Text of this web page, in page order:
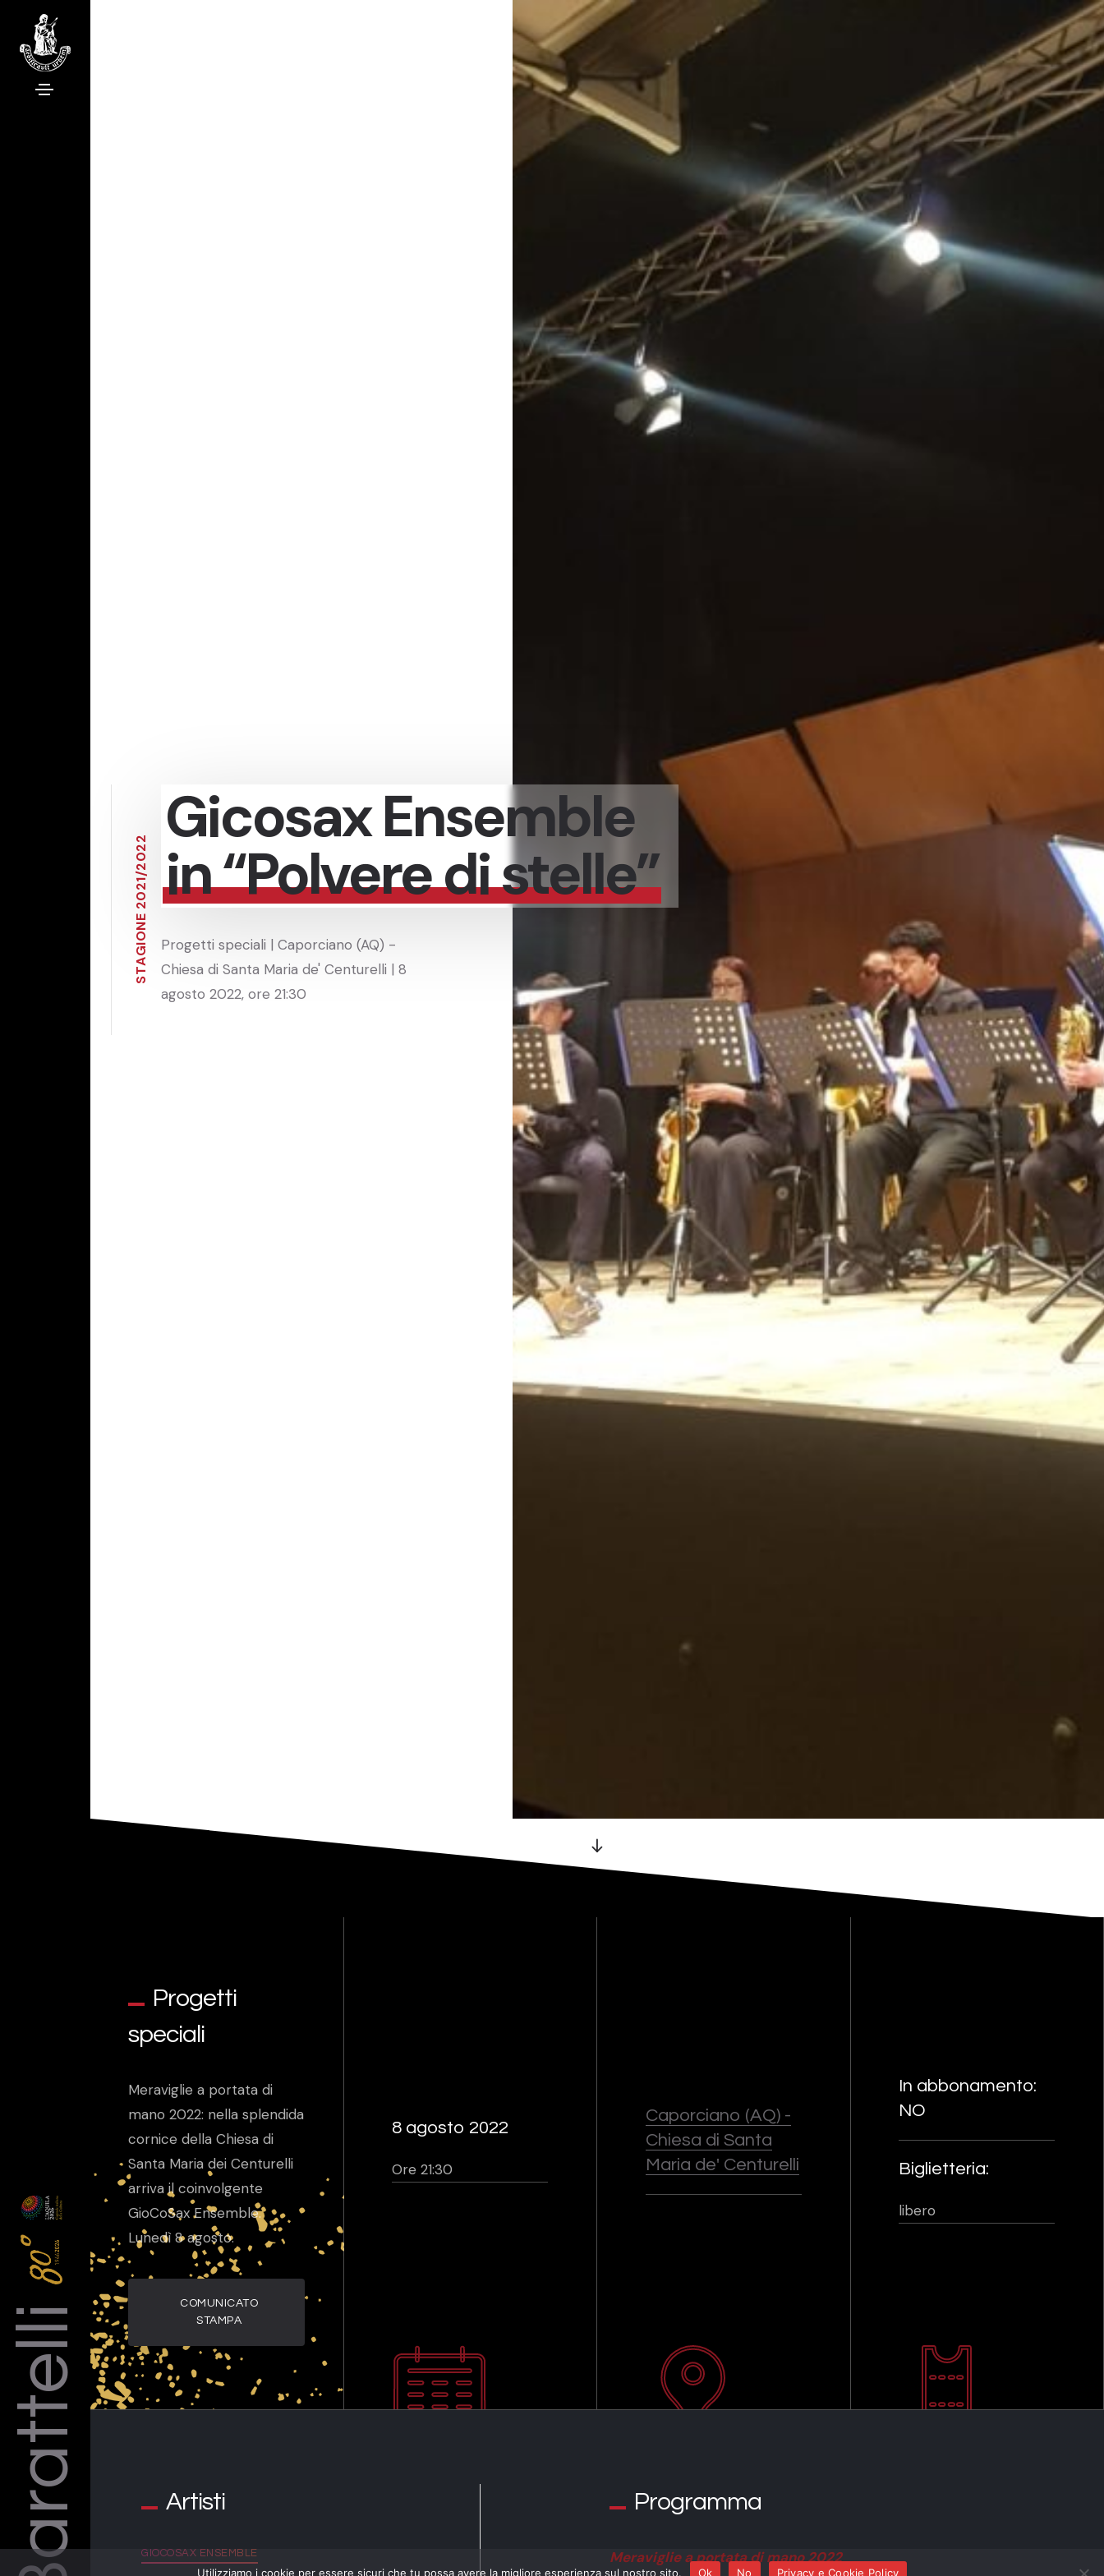
Barattelli
S
T
A
G
I
O
N
E
2
0
2
1
/
2
0
2
2 Gicosax Ensemble
in “Polvere di stelle”
Progetti speciali | Caporciano (AQ) -
Chiesa di Santa Maria de' Centurelli | 8
agosto 2022, ore 21:30
Progetti
speciali
Meraviglie a portata di
mano 2022: nella splendida
cornice della Chiesa di
Santa Maria dei Centurelli
arriva il coinvolgente
GioCoSax Ensemble.
Lunedì 8 agosto.
COMUNICATO
STAMPA
8 agosto 2022
Ore 21:30
Caporciano (AQ) -
Chiesa di Santa
Maria de' Centurelli
In abbonamento:
NO
Biglietteria:
libero
Artisti
GIOCOSAX ENSEMBLE
Programma
Meraviglie a portata di mano 2022
Utilizziamo i cookie per essere sicuri che tu possa avere la migliore esperienza sul nostro sito. Ok No Privacy e Cookie Policy